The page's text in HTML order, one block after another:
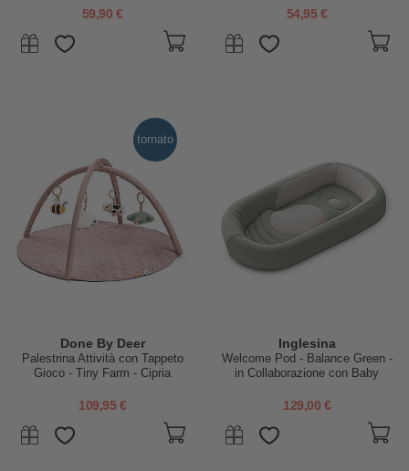
59,90 € 54,95 €
tornato
Done By Deer
Palestrina Attività con Tappeto
Gioco - Tiny Farm - Cipria
109,95 €
Inglesina
Welcome Pod - Balance Green -
in Collaborazione con Baby
129,00 €